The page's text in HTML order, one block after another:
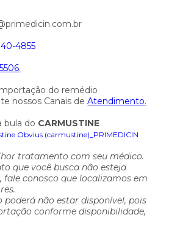
4855
.
do remédio
nossos Canais deAtendimento.
bula do CARMUSTINE
Obvius (carmustine)_PRIMEDICIN
tratamento com seu médico.
que você busca não esteja
fale conosco que localizamos em
poderá não estar disponível, pois
conforme disponibilidade,